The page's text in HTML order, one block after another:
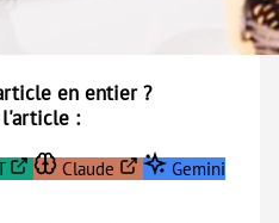
en entier ?
l'article :
Claude Gemini